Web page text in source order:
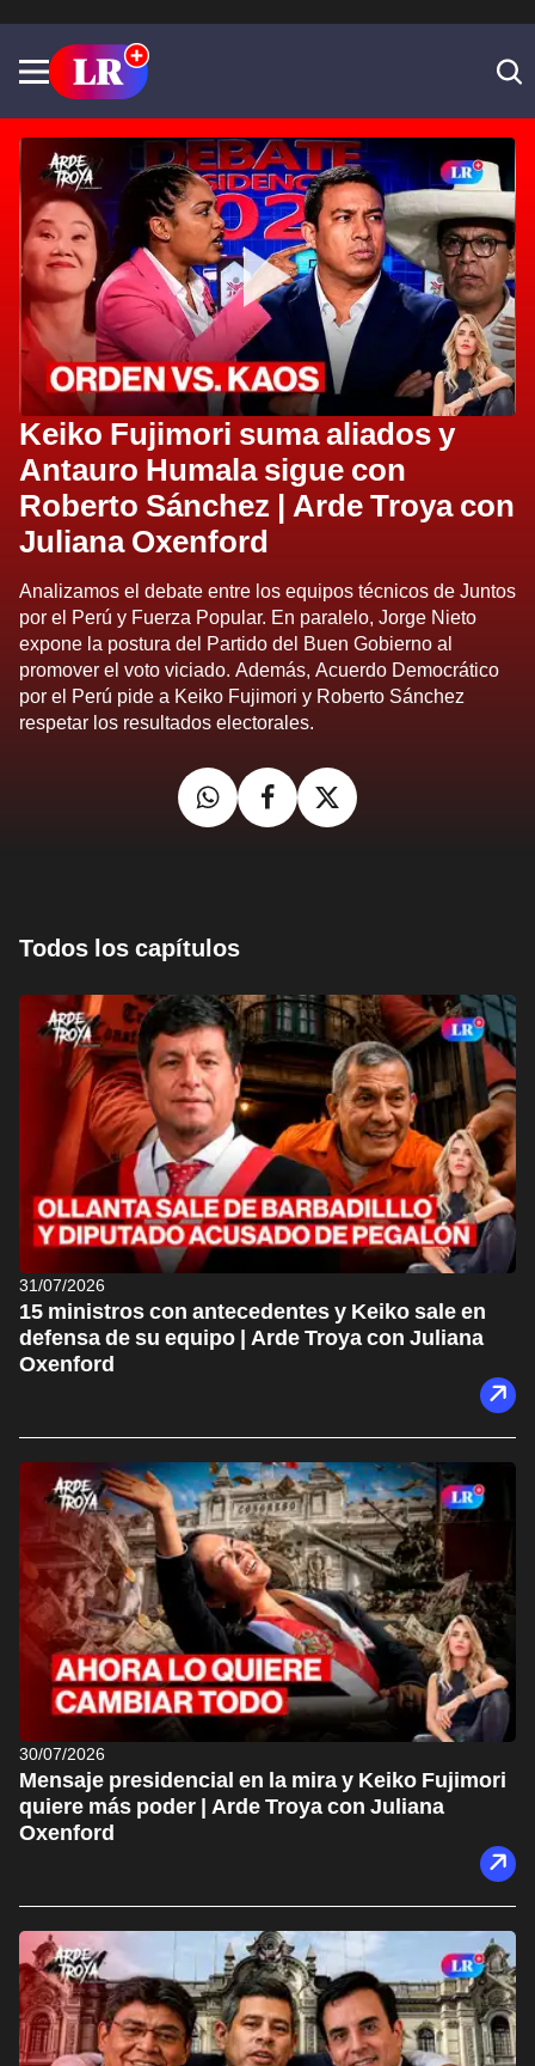
Keiko Fujimori suma aliados y
Antauro Humala sigue con
Roberto Sánchez | Arde Troya con
Juliana Oxenford
Analizamos el debate entre los equipos técnicos de Juntos
por el Perú y Fuerza Popular. En paralelo, Jorge Nieto
expone la postura del Partido del Buen Gobierno al
promover el voto viciado. Además, Acuerdo Democrático
por el Perú pide a Keiko Fujimori y Roberto Sánchez
respetar los resultados electorales.
Todos los capítulos
31/07/2026
15 ministros con antecedentes y Keiko sale en
defensa de su equipo | Arde Troya con Juliana
Oxenford
30/07/2026
Mensaje presidencial en la mira y Keiko Fujimori
quiere más poder | Arde Troya con Juliana
Oxenford